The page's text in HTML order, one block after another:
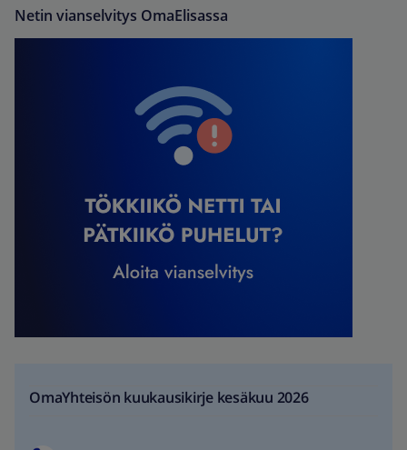
Netin vianselvitys OmaElisassa
OmaYhteisön kuukausikirje kesäkuu 2026